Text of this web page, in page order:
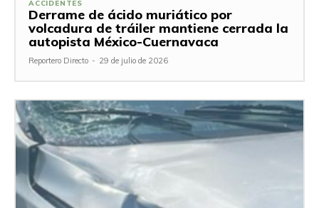
ACCIDENTES
Derrame de ácido muriático por
volcadura de tráiler mantiene cerrada la
autopista México-Cuernavaca
Reportero Directo - 29 de julio de 2026